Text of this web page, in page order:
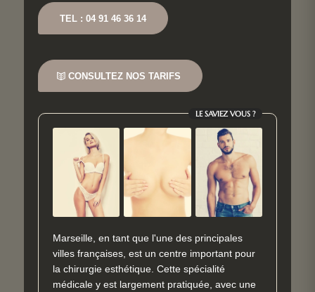
TEL : 04 91 46 36 14
CONSULTEZ NOS TARIFS
LE SAVIEZ VOUS ?
Marseille, en tant que l'une des principales
villes françaises, est un centre important pour
la chirurgie esthétique. Cette spécialité
médicale y est largement pratiquée, avec une